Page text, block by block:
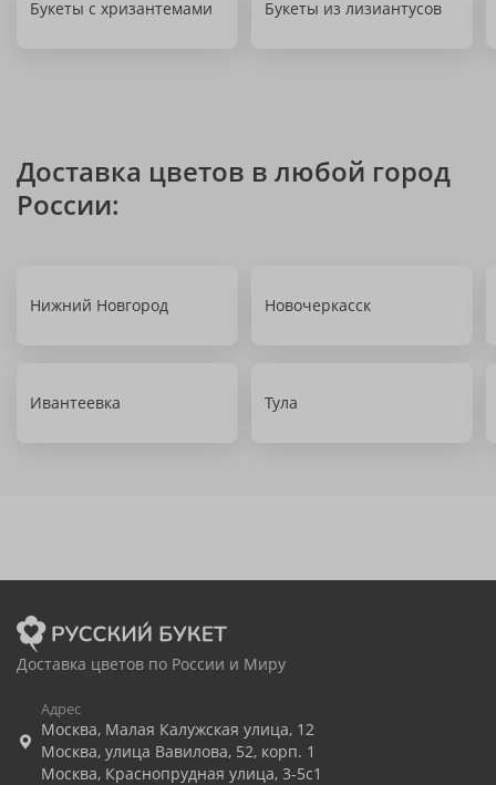
Букеты с хризантемами Букеты из лизиантусов
Доставка цветов в любой город
России:
Нижний Новгород Новочеркасск
Ивантеевка Тула
Доставка цветов по России и Миру
Адрес
Москва, Малая Калужская улица, 12
Москва, улица Вавилова, 52, корп. 1
Москва, Краснопрудная улица, 3-5с1